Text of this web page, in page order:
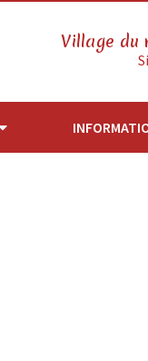
Village du